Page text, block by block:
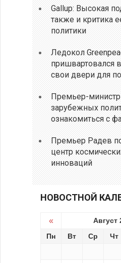
Gallup: Высокая
также и критика
политики
Ледокол
пришвартовался
свои двери для
Премьер-
зарубежных
ознакомиться с
Премьер Радев
центр
инноваций
НОВОСТНОЙ
« Август
Пн Вт Ср Чт